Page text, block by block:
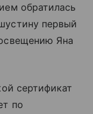
обратилась
первый
Яна
сертификат
по